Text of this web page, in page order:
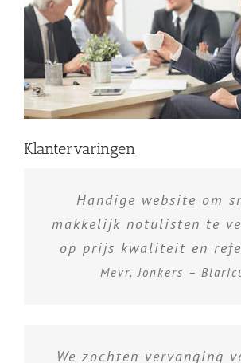
Klantervaringen
Handige website om
makkelijk notulisten te
op prijs kwaliteit en
Mevr. Jonkers –
We zochten vervanging